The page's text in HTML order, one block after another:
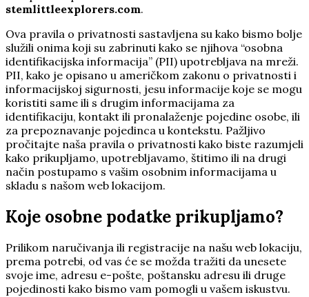
stemlittleexplorers.com.
Ova pravila o privatnosti sastavljena su kako bismo bolje
služili onima koji su zabrinuti kako se njihova “osobna
identifikacijska informacija” (PII) upotrebljava na mreži.
PII, kako je opisano u američkom zakonu o privatnosti i
informacijskoj sigurnosti, jesu informacije koje se mogu
koristiti same ili s drugim informacijama za
identifikaciju, kontakt ili pronalaženje pojedine osobe, ili
za prepoznavanje pojedinca u kontekstu. Pažljivo
pročitajte naša pravila o privatnosti kako biste razumjeli
kako prikupljamo, upotrebljavamo, štitimo ili na drugi
način postupamo s vašim osobnim informacijama u
skladu s našom web lokacijom.
Koje osobne podatke prikupljamo?
Prilikom naručivanja ili registracije na našu web lokaciju,
prema potrebi, od vas će se možda tražiti da unesete
svoje ime, adresu e-pošte, poštansku adresu ili druge
pojedinosti kako bismo vam pomogli u vašem iskustvu.